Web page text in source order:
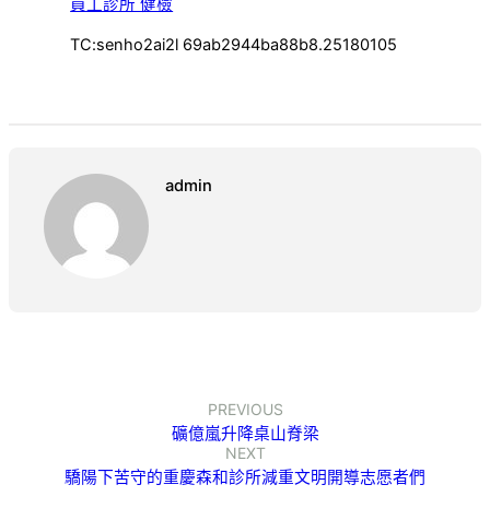
TC:senho2ai2l 69ab2944ba88b8.25180105
admin
PREVIOUS
礦億嵐升降桌山脊梁
NEXT
驕陽下苦守的重慶森和診所減重文明開導志愿者們